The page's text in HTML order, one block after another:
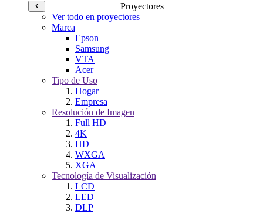
Proyectores
Ver todo en proyectores
Marca
Epson
Samsung
VTA
Acer
Tipo de Uso
Hogar
Empresa
Resolución de Imagen
Full HD
4K
HD
WXGA
XGA
Tecnología de Visualización
LCD
LED
DLP